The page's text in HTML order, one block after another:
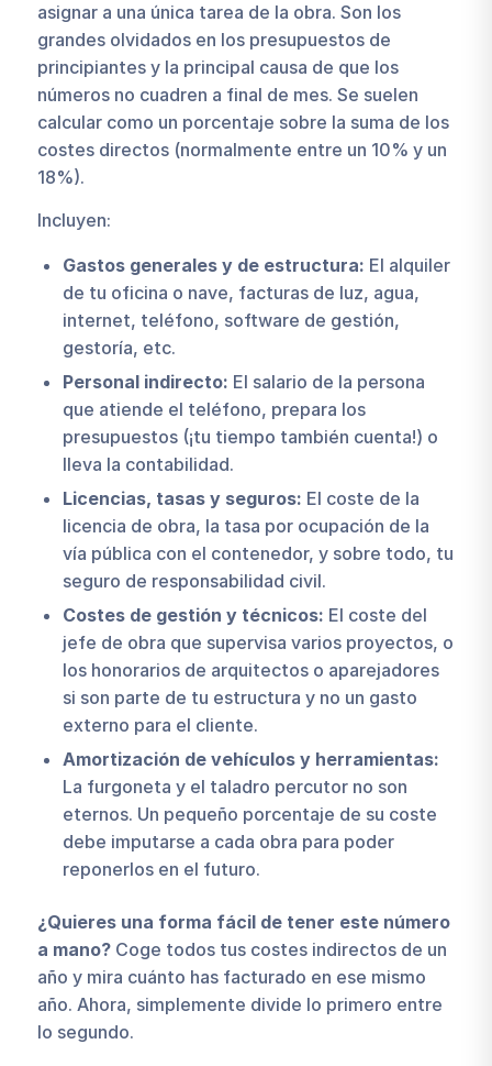
asignar a una única tarea de la obra. Son los
grandes olvidados en los presupuestos de
principiantes y la principal causa de que los
números no cuadren a final de mes. Se suelen
calcular como un porcentaje sobre la suma de los
costes directos (normalmente entre un 10% y un
18%).
Incluyen:
Gastos generales y de estructura: El alquiler
de tu oficina o nave, facturas de luz, agua,
internet, teléfono, software de gestión,
gestoría, etc.
Personal indirecto: El salario de la persona
que atiende el teléfono, prepara los
presupuestos (¡tu tiempo también cuenta!) o
lleva la contabilidad.
Licencias, tasas y seguros: El coste de la
licencia de obra, la tasa por ocupación de la
vía pública con el contenedor, y sobre todo, tu
seguro de responsabilidad civil.
Costes de gestión y técnicos: El coste del
jefe de obra que supervisa varios proyectos, o
los honorarios de arquitectos o aparejadores
si son parte de tu estructura y no un gasto
externo para el cliente.
Amortización de vehículos y herramientas:
La furgoneta y el taladro percutor no son
eternos. Un pequeño porcentaje de su coste
debe imputarse a cada obra para poder
reponerlos en el futuro.
¿Quieres una forma fácil de tener este número
a mano? Coge todos tus costes indirectos de un
año y mira cuánto has facturado en ese mismo
año. Ahora, simplemente divide lo primero entre
lo segundo.